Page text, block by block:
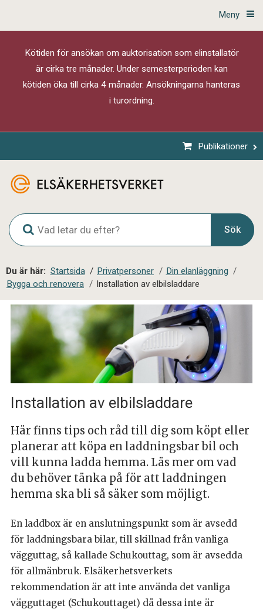
Meny
Kötiden för ansökan om auktorisation som elinstallatör
är cirka tre månader. Under semesterperioden kan
kötiden öka till cirka 4 månader. Ansökningarna hanteras
i turordning.
Publikationer
G
l
o
a
l
s
i
e
s
Sök
Du är här: Startsida / Privatpersoner / Din elanläggning /
Bygga och renovera / Installation av elbilsladdare
Installation av elbilsladdare
Här finns tips och råd till dig som köpt eller
planerar att köpa en laddningsbar bil och
vill kunna ladda hemma. Läs mer om vad
du behöver tänka på för att laddningen
hemma ska bli så säker som möjligt.
En laddbox är en anslutningspunkt som är avsedd
för laddningsbara bilar, till skillnad från vanliga
vägguttag, så kallade Schukouttag, som är avsedda
för allmänbruk. Elsäkerhetsverkets
rekommendation är att inte använda det vanliga
vägguttaget (Schukouttaget) då dessa inte är